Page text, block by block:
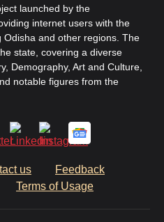
launched by the
internet users with the
and other regions. The
state, covering a diverse
Demography, Art and Culture,
notable figures from the
us
Feedback
Terms of Usage